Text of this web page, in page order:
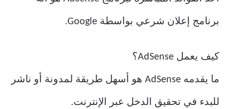
برنامج إعلان شرعي بواسطة Google.
كيف يعمل AdSense؟
ما يقدمه AdSense هو أسهل طريقة لمدونة أو ناشر
للبدء في تحقيق الدخل عبر الإنترنت.